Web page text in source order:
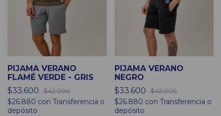
PIJAMA VERANO
FLAMÉ VERDE - GRIS
$33.600
$42.000
$26.880 con Transferencia o
depósito
PIJAMA VERANO
NEGRO
$33.600 $42.000
$26.880 con Transferencia o
depósito